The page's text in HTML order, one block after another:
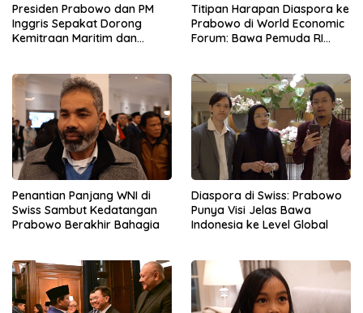
Presiden Prabowo dan PM
Inggris Sepakat Dorong
Kemitraan Maritim dan
Titipan Harapan Diaspora ke
Prabowo di World Economic
Forum: Bawa Pemuda RI
Penantian Panjang WNI di
Swiss Sambut Kedatangan
Prabowo Berakhir Bahagia
Diaspora di Swiss: Prabowo
Punya Visi Jelas Bawa
Indonesia ke Level Global